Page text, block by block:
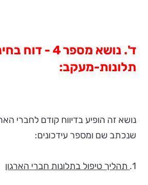
ד'. נושא מספר 4 - דוח
תלונות-מעקב:
נושא זה הופיע בדיווח קודם לחברי
שנכתב שם ומספר עידכונים:
1. תהליך טיפול בתלונות חברי הארגון